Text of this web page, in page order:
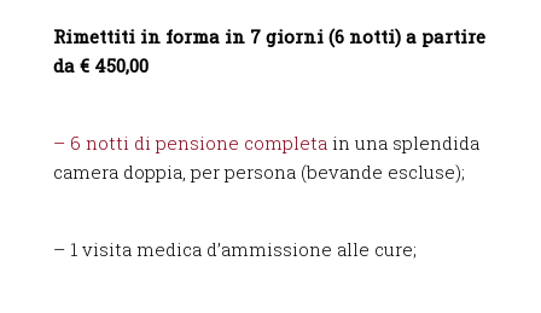
Rimettiti in forma in 7 giorni (6 notti) a partire
da € 450,00
– 6 notti di pensione completa in una splendida
camera doppia, per persona (bevande escluse);
– 1 visita medica d’ammissione alle cure;